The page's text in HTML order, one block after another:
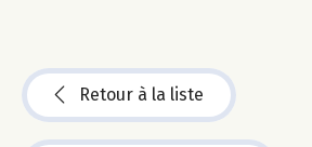
Retour à la liste